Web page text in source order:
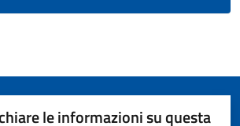
le informazioni su questa